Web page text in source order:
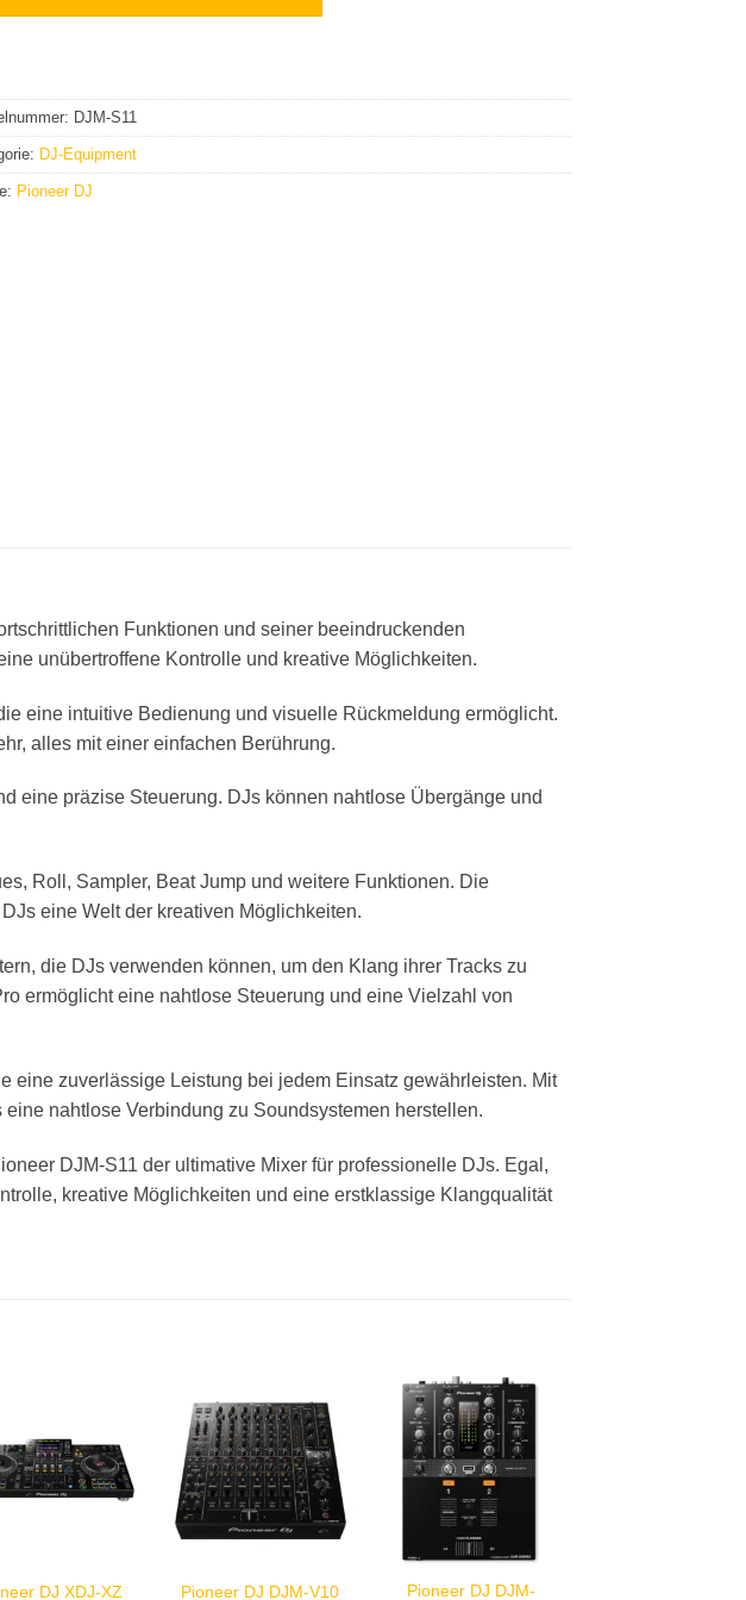
DJM-S11
DJ-Equipment
Pioneer DJ
Funktionen und seiner beeindruckenden
unübertroffene Kontrolle und kreative Möglichkeiten.
eine intuitive Bedienung und visuelle Rückmeldung ermöglicht.
alles mit einer einfachen Berührung.
eine präzise Steuerung. DJs können nahtlose Übergänge und
Roll, Sampler, Beat Jump und weitere Funktionen. Die
eine Welt der kreativen Möglichkeiten.
die DJs verwenden können, um den Klang ihrer Tracks zu
ermöglicht eine nahtlose Steuerung und eine Vielzahl von
eine zuverlässige Leistung bei jedem Einsatz gewährleisten. Mit
nahtlose Verbindung zu Soundsystemen herstellen.
DJM-S11 der ultimative Mixer für professionelle DJs. Egal,
kreative Möglichkeiten und eine erstklassige Klangqualität
DJ XDJ-XZ Pioneer DJ DJM-V10 Pioneer DJ DJM-